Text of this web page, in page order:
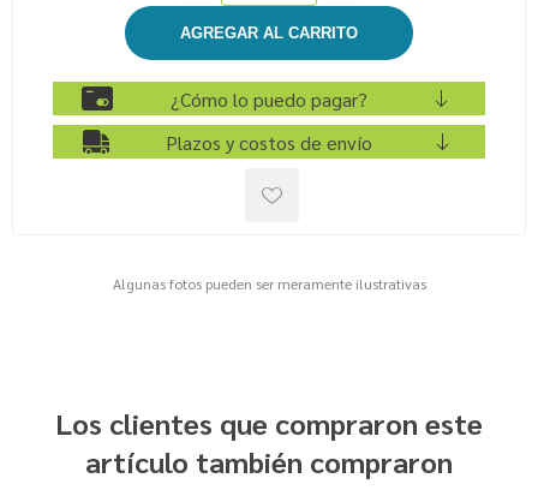
¿Cómo lo puedo pagar?
Plazos y costos de envío
Algunas fotos pueden ser meramente ilustrativas
Los clientes que compraron este
artículo también compraron